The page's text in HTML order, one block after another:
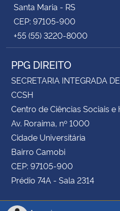
Santa Maria - RS
CEP: 97105-900
+55 (55) 3220-8000
PPG DIREITO
SECRETARIA INTEGRADA
CCSH
Centro de Ciências Sociais e
Av. Roraima, nº 1000
Cidade Universitária
Bairro Camobi
CEP: 97105-900
Prédio 74A - Sala 2314